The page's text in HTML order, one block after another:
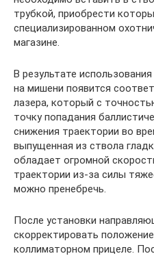
трубкой, приобрести
специализированном
магазине.
В результате
на мишени появится
лазера, который с
точку попадания
снижения траектории во
выпущенная из ствола
обладает огромной
траектории из-за силы
можно пренебречь.
После установки
скорректировать
коллиматорном прицеле.